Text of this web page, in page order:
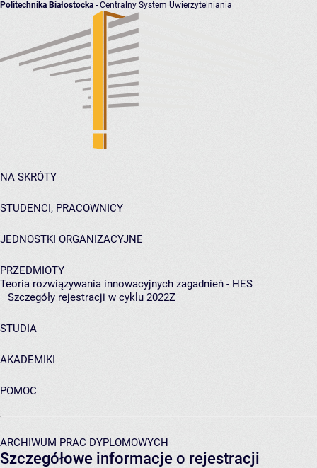
Politechnika Białostocka - Centralny System Uwierzytelniania
NA SKRÓTY
STUDENCI, PRACOWNICY
JEDNOSTKI ORGANIZACYJNE
PRZEDMIOTY
Teoria rozwiązywania innowacyjnych zagadnień - HES
Szczegóły rejestracji w cyklu 2022Z
STUDIA
AKADEMIKI
POMOC
ARCHIWUM PRAC DYPLOMOWYCH
Szczegółowe informacje o rejestracji